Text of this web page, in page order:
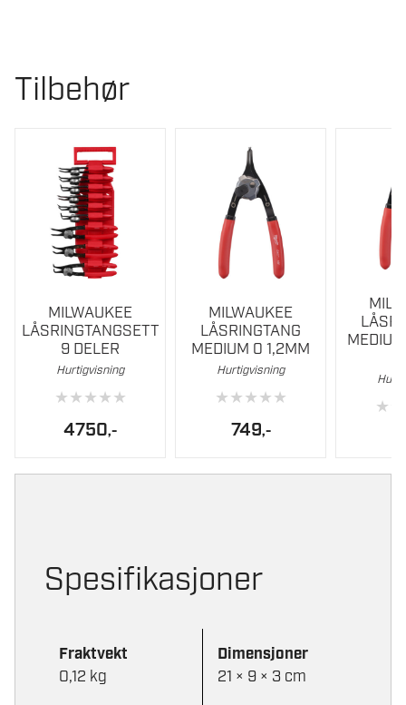
antall
Tilbehør
MILWAUKEE
LÅSRINGTANGSETT
9 DELER
Hurtigvisning
★★★★★
4750,-
MILWAUKEE
LÅSRINGTANG
MEDIUM 0 1,2MM
Hurtigvisning
★★★★★
749,-
★
Spesifikasjoner
Fraktvekt
0,12 kg
Dimensjoner
21 × 9 × 3 cm